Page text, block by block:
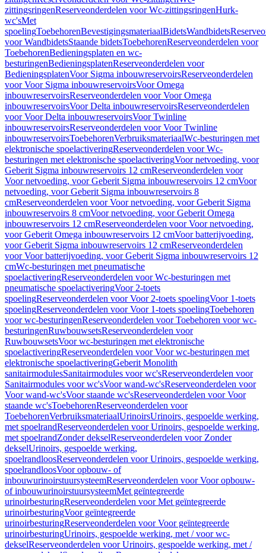
zittingsringenReserveonderdelen voor Wc-zittingsringenHurk-
wc'sMet
spoelingToebehorenBevestigingsmateriaalBidetsWandbidets
voor WandbidetsStaande bidetsToebehorenReserveonderdelen voor
ToebehorenBedieningsplaten en wc-
besturingenBedieningsplatenReserveonderdelen voor
BedieningsplatenVoor Sigma inbouwreservoirsReserveonderdelen
voor Voor Sigma inbouwreservoirsVoor Omega
inbouwreservoirsReserveonderdelen voor Voor Omega
inbouwreservoirsVoor Delta inbouwreservoirsReserveonderdelen
voor Voor Delta inbouwreservoirsVoor Twinline
inbouwreservoirsReserveonderdelen voor Voor Twinline
inbouwreservoirsToebehorenVerbruiksmateriaalWc-besturingen met
elektronische spoelactiveringReserveonderdelen voor Wc-
besturingen met elektronische spoelactiveringVoor netvoeding, voor
Geberit Sigma inbouwreservoirs 12 cmReserveonderdelen voor
Voor netvoeding, voor Geberit Sigma inbouwreservoirs 12 cmVoor
netvoeding, voor Geberit Sigma inbouwreservoirs 8
cmReserveonderdelen voor Voor netvoeding, voor Geberit Sigma
inbouwreservoirs 8 cmVoor netvoeding, voor Geberit Omega
inbouwreservoirs 12 cmReserveonderdelen voor Voor netvoeding,
voor Geberit Omega inbouwreservoirs 12 cmVoor batterijvoeding,
voor Geberit Sigma inbouwreservoirs 12 cmReserveonderdelen
voor Voor batterijvoeding, voor Geberit Sigma inbouwreservoirs 12
cmWc-besturingen met pneumatische
spoelactiveringReserveonderdelen voor Wc-besturingen met
pneumatische spoelactiveringVoor 2-toets
spoelingReserveonderdelen voor Voor 2-toets spoelingVoor 1-toets
spoelingReserveonderdelen voor Voor 1-toets spoelingToebehoren
voor wc-besturingenReserveonderdelen voor Toebehoren voor wc-
besturingenRuwbouwsetsReserveonderdelen voor
RuwbouwsetsVoor wc-besturingen met elektronische
spoelactiveringReserveonderdelen voor Voor wc-besturingen met
elektronische spoelactiveringGeberit Monolith
sanitairmodulesSanitairmodules voor wc'sReserveonderdelen voor
Sanitairmodules voor wc'sVoor wand-wc'sReserveonderdelen voor
Voor wand-wc'sVoor staande wc'sReserveonderdelen voor Voor
staande wc'sToebehorenReserveonderdelen voor
ToebehorenVerbruiksmateriaalUrinoirsUrinoirs, gespoelde werking,
met spoelrandReserveonderdelen voor Urinoirs, gespoelde werking,
met spoelrandZonder dekselReserveonderdelen voor Zonder
dekselUrinoirs, gespoelde werking,
spoelrandloosReserveonderdelen voor Urinoirs, gespoelde werking,
spoelrandloosVoor opbouw- of
inbouwurinoirstuursysteemReserveonderdelen voor Voor opbouw-
of inbouwurinoirstuursysteemMet geïntegreerde
urinoirbesturingReserveonderdelen voor Met geïntegreerde
urinoirbesturingVoor geïntegreerde
urinoirbesturingReserveonderdelen voor Voor geïntegreerde
urinoirbesturingUrinoirs, gespoelde werking, met / voor wc-
dekselReserveonderdelen voor Urinoirs, gespoelde werking, met /